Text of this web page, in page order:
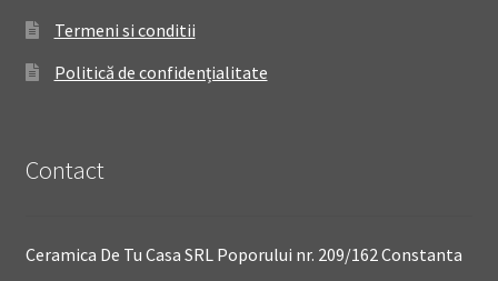
Termeni si conditii
Politică de confidențialitate
Contact
Ceramica De Tu Casa SRL Poporului nr. 209/162 Constanta